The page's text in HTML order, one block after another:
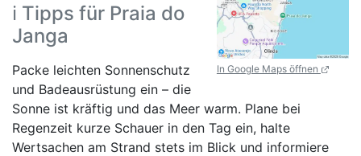
In Google Maps öffnen
ℹ️ Tipps für Praia do
Janga
Packe leichten Sonnenschutz
und Badeausrüstung ein – die
Sonne ist kräftig und das Meer warm. Plane bei
Regenzeit kurze Schauer in den Tag ein, halte
Wertsachen am Strand stets im Blick und informiere